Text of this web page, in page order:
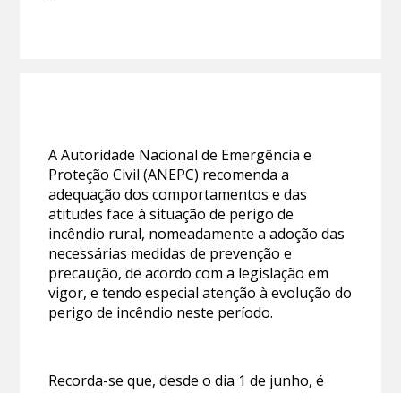
A Autoridade Nacional de Emergência e
Proteção Civil (ANEPC) recomenda a
adequação dos comportamentos e das
atitudes face à situação de perigo de
incêndio rural, nomeadamente a adoção das
necessárias medidas de prevenção e
precaução, de acordo com a legislação em
vigor, e tendo especial atenção à evolução do
perigo de incêndio neste período.
Recorda-se que, desde o dia 1 de junho, é